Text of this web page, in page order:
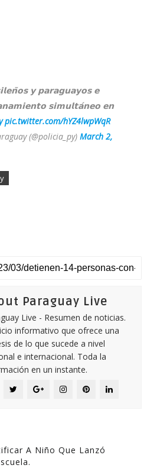
𝘆 𝗽𝗮𝗿𝗮𝗴𝘂𝗮𝘆𝗼𝘀 𝗲
𝘀𝗶𝗺𝘂𝗹𝘁𝗮́𝗻𝗲𝗼 𝗲𝗻
pic.twitter.com/hYZ4lwpWqR
(@policia_py) March 2,
Paraguay Live
Live - Resumen de noticias.
informativo que ofrece una
de lo que sucede a nivel
e internacional. Toda la
en un instante.
A Niño Que Lanzó